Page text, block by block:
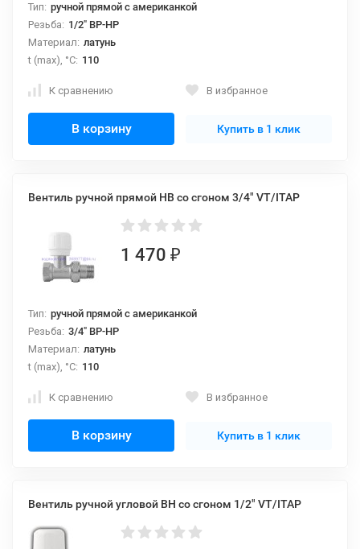
Тип: ручной прямой с американкой
Резьба: 1/2" ВР-НР
Материал: латунь
t (max), °С: 110
К сравнению В избранное
В корзину Купить в 1 клик
Вентиль ручной прямой НВ со сгоном 3/4" VT/ITAP
1 470 ₽
Тип: ручной прямой с американкой
Резьба: 3/4" ВР-НР
Материал: латунь
t (max), °С: 110
К сравнению В избранное
В корзину Купить в 1 клик
Вентиль ручной угловой ВН со сгоном 1/2" VT/ITAP